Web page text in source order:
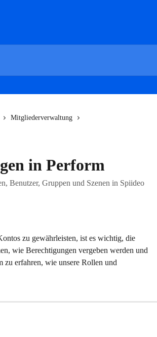
Mitgliederverwaltung
in Perform
Benutzer, Gruppen und Szenen in Spiideo
zu gewährleisten, ist es wichtig, die
wie Berechtigungen vergeben werden und
zu erfahren, wie unsere Rollen und